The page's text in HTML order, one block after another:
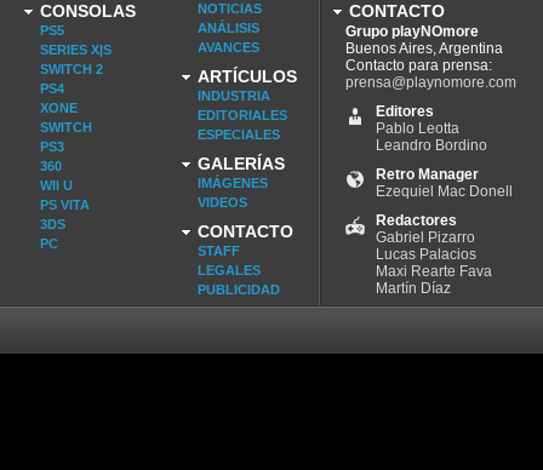
CONSOLAS
PS5
SERIES X|S
SWITCH 2
PS4
XONE
SWITCH
PS3
360
WII U
PS VITA
3DS
PC
NOTICIAS
ANÁLISIS
AVANCES
ARTÍCULOS
INDUSTRIA
EDITORIALES
ESPECIALES
GALERÍAS
IMÁGENES
VIDEOS
CONTACTO
STAFF
LEGALES
PUBLICIDAD
CONTACTO
Grupo playNOmore
Buenos Aires, Argentina
Contacto para prensa:
prensa@playnomore.com
Editores
Pablo Leotta
Leandro Bordino
Retro Manager
Ezequiel Mac Donell
Redactores
Gabriel Pizarro
Lucas Palacios
Maxi Rearte Fava
Martín Díaz